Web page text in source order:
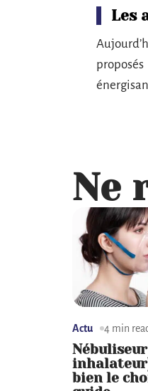
Les
Ne
Actu 4 min
bien le